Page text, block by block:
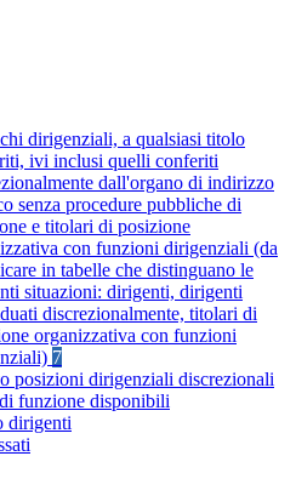
dirigenziali, a qualsiasi titolo
ivi inclusi quelli conferiti
dall'organo di indirizzo
senza procedure pubbliche di
e titolari di posizione
con funzioni dirigenziali (da
in tabelle che distinguano le
situazioni: dirigenti, dirigenti
discrezionalmente, titolari di
organizzativa con funzioni
7
posizioni dirigenziali discrezionali
funzione disponibili
dirigenti